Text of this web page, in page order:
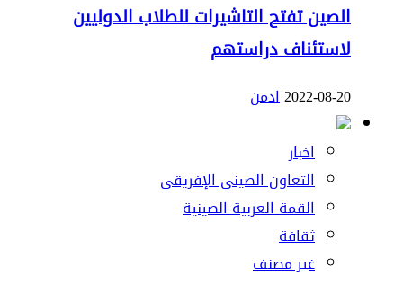
الصين تفتح التاشيرات للطلاب الدوليين
لاستئناف دراستهم
2022-08-20ادمن
اخبار
التعاون الصيني الإفريقي
القمة العربية الصينية
ثقافة
غير مصنف